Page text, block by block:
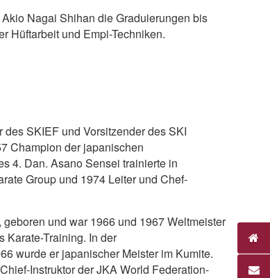
Nagai Shihan die Graduierungen bis
Hüftarbeit und Empi-Techniken.
SKIEF und Vorsitzender des SKI
Champion der japanischen
4. Dan. Asano Sensei trainierte in
Group und 1974 Leiter und Chef-
und war 1966 und 1967 Weltmeister
Karate-Training. In der
wurde er japanischer Meister im Kumite.
Instruktor der JKA World Federation-